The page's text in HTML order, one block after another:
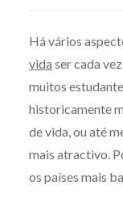
Há vários
vida ser cada
muitos
historicamente
de vida, ou até
mais atractivo.
os países mais